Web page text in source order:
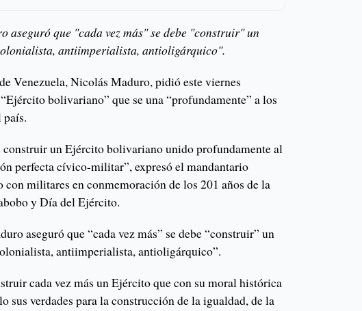
aseguró que "cada vez más" se debe "construir" un
antiimperialista, antioligárquico".
Venezuela, Nicolás Maduro, pidió este viernes
bolivariano” que se una “profundamente” a los
país.
construir un Ejército bolivariano unido profundamente al
perfecta cívico-militar”, expresó el mandantario
con militares en conmemoración de los 201 años de la
y Día del Ejército.
aseguró que “cada vez más” se debe “construir” un
antiimperialista, antioligárquico”.
cada vez más un Ejército que con su moral histórica
sus verdades para la construcción de la igualdad, de la